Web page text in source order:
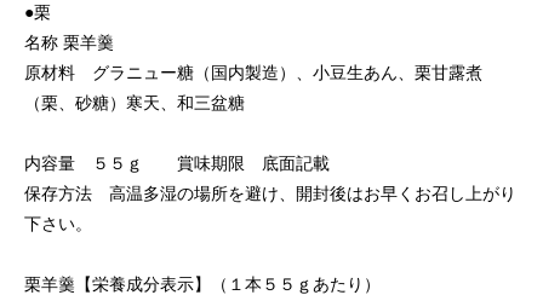
●栗
名称 栗羊羹
原材料 グラニュー糖（国内製造）、小豆生あん、栗甘露煮
（栗、砂糖）寒天、和三盆糖
内容量 ５５ｇ 賞味期限 底面記載
保存方法 高温多湿の場所を避け、開封後はお早くお召し上がり
下さい。
栗羊羹【栄養成分表示】（１本５５ｇあたり）